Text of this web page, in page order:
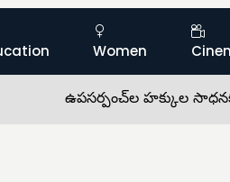
Women
ఉపసర్పంచ్‌ల హక్కుల సాధనకు